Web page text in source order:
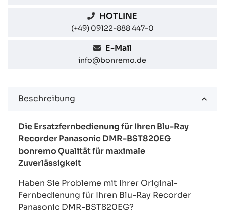
HOTLINE
(+49) 09122-888 447-0
E-Mail
info@bonremo.de
Beschreibung
Die Ersatzfernbedienung für Ihren Blu-Ray
Recorder Panasonic DMR-BST820EG
bonremo Qualität für maximale
Zuverlässigkeit
Haben Sie Probleme mit Ihrer Original-
Fernbedienung für Ihren Blu-Ray Recorder
Panasonic DMR-BST820EG?